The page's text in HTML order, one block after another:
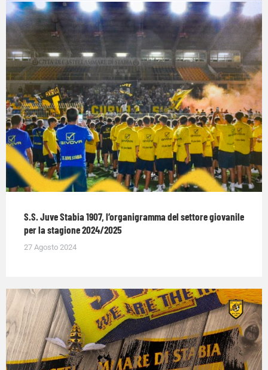
S.S. Juve Stabia 1907, l’organigramma del settore giovanile
per la stagione 2024/2025
27 Agosto 2024